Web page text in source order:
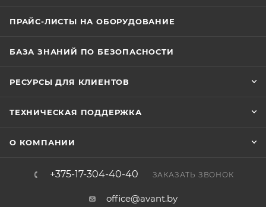
ПРАЙС-ЛИСТЫ НА ОБОРУДОВАНИЕ
БАЗА ЗНАНИЙ ПО БЕЗОПАСНОСТИ
РЕСУРСЫ ДЛЯ КЛИЕНТОВ
ТЕХНИЧЕСКАЯ ПОДДЕРЖКА
О КОМПАНИИ
+375-17-304-40-40 ЗАКАЗАТЬ ЗВОНОК
office@avant.by